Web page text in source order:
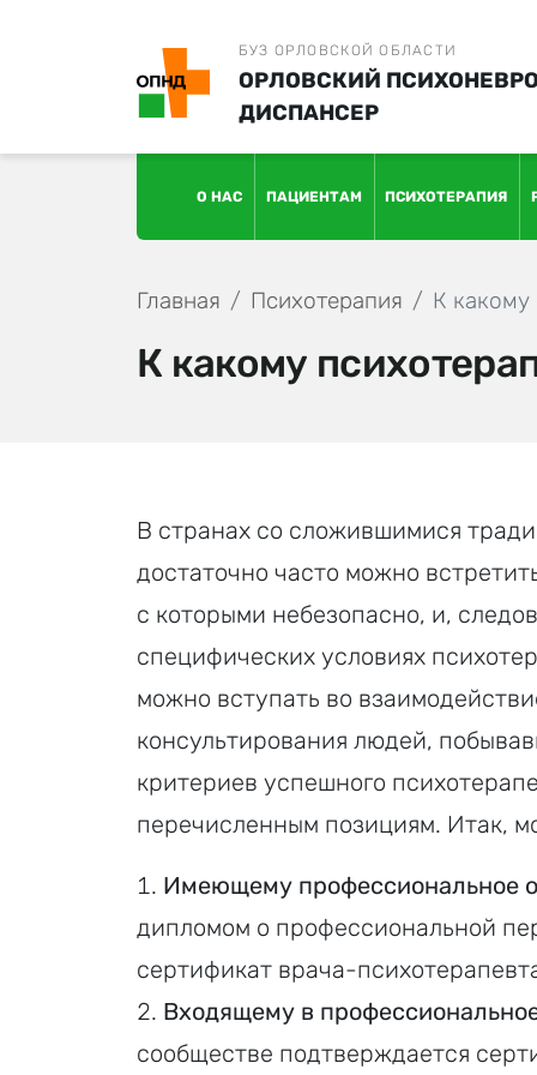
БУЗ ОРЛОВСКОЙ ОБЛАСТИ
ОРЛОВСКИЙ
ДИСПАНСЕР
О НАС ПАЦИЕНТАМ ПСИХОТЕРАПИЯ
Главная Психотерапия К какому
К какому
В странах со сложившимися
достаточно часто можно
с которыми небезопасно, и,
специфических условиях
можно вступать во
консультирования людей,
критериев успешного
перечисленным позициям. Итак,
Имеющему профессиональное
дипломом о профессиональной
сертификат врача-
Входящему в
сообществе подтверждается